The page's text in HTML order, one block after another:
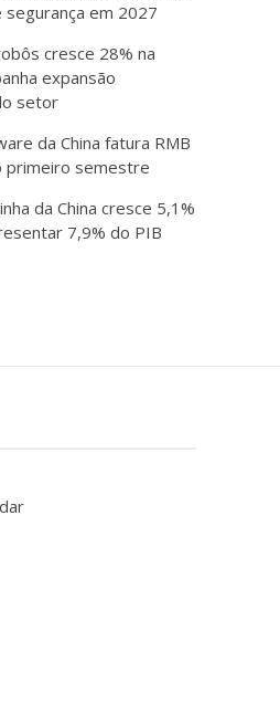
em 2027
cresce 28% na
expansão
setor
da China fatura RMB
primeiro semestre
da China cresce 5,1%
7,9% do PIB